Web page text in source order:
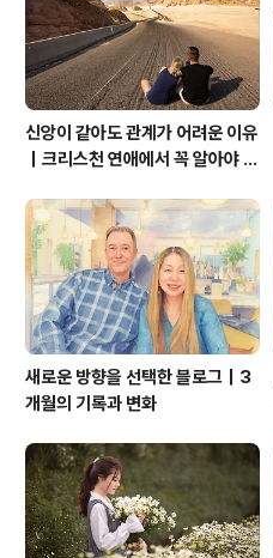
신앙이 같아도 관계가 어려운 이유
｜크리스천 연애에서 꼭 알아야 할
새로운 방향을 선택한 블로그｜3
개월의 기록과 변화